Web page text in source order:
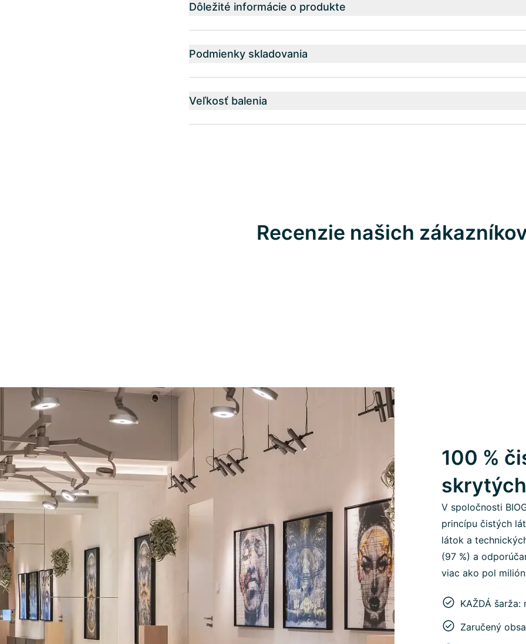
Dôležité informácie o produkte
Podmienky skladovania
Veľkosť balenia
Recenzie našich
100 %
V spoločnosti
princípu čistých
látok a
(97 %) a
viac ako pol
KAŽDÁ
Zaručený